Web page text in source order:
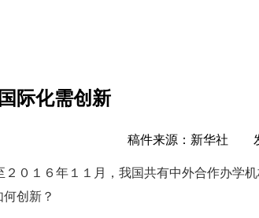
际化需创新
稿件来源：新华社 发
０１６年１１月，我国共有中外合作办
创新？